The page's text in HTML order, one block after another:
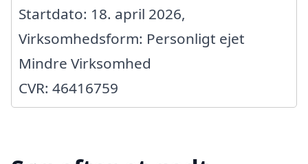
Startdato: 18. april 2026,
Virksomhedsform: Personligt ejet
Mindre Virksomhed
CVR: 46416759